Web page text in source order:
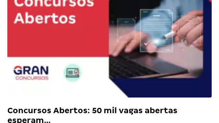
Concursos Abertos: 50 mil vagas abertas
esperam…